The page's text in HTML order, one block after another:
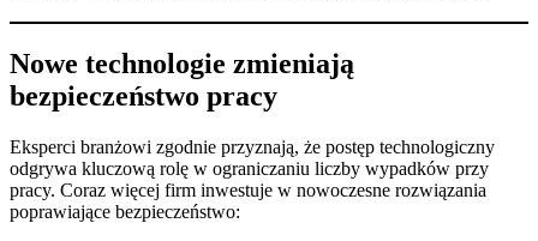
Nowe technologie zmieniają
bezpieczeństwo pracy
Eksperci branżowi zgodnie przyznają, że postęp technologiczny
odgrywa kluczową rolę w ograniczaniu liczby wypadków przy
pracy. Coraz więcej firm inwestuje w nowoczesne rozwiązania
poprawiające bezpieczeństwo: